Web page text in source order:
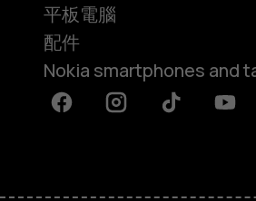
平板電腦
配件
Nokia smartphones and
FacebookInstagramTiktok